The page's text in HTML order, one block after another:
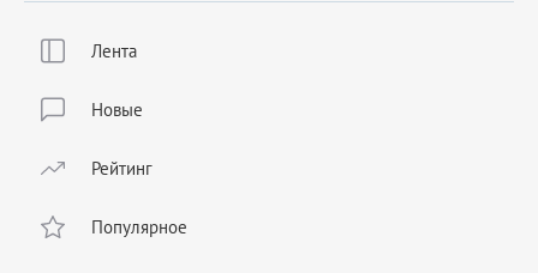
Лента
Новые
Рейтинг
Популярное